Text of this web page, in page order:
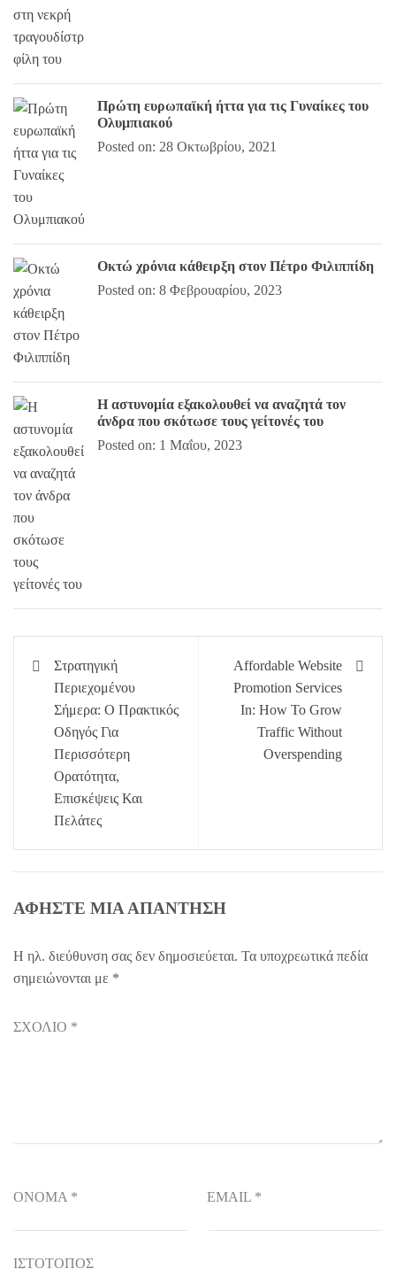
Πρώτη ευρωπαϊκή ήττα για τις Γυναίκες του
Ολυμπιακού
Posted on: 28 Οκτωβρίου, 2021
Οκτώ χρόνια κάθειρξη στον Πέτρο Φιλιππίδη
Posted on: 8 Φεβρουαρίου, 2023
Η αστυνομία εξακολουθεί να αναζητά τον
άνδρα που σκότωσε τους γείτονές του
Posted on: 1 Μαΐου, 2023
Πλοήγηση
άρθρων
Στρατηγική
Περιεχομένου
Σήμερα: Ο Πρακτικός
Οδηγός Για
Περισσότερη
Ορατότητα,
Επισκέψεις Και
Πελάτες
Affordable Website
Promotion Services
In: How To Grow
Traffic Without
Overspending
ΑΦΉΣΤΕ ΜΙΑ ΑΠΆΝΤΗΣΗ
Η ηλ. διεύθυνση σας δεν δημοσιεύεται. Τα υποχρεωτικά πεδία
σημειώνονται με *
ΣΧΌΛΙΟ *
ΌΝΟΜΑ * EMAIL *
ΙΣΤΌΤΟΠΟΣ